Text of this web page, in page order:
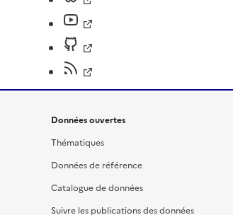
Données ouvertes
Thématiques
Données de référence
Catalogue de données
Suivre les publications des données